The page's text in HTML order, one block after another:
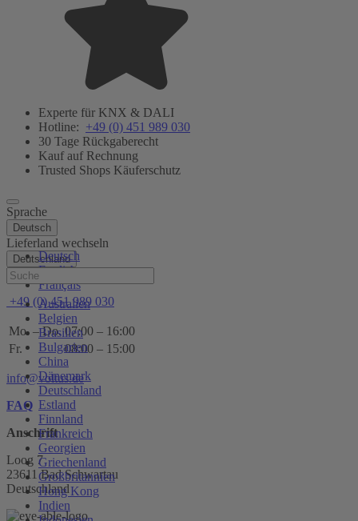
Experte für KNX & DALI
Hotline: +49 (0) 451 989 030
30 Tage Rückgaberecht
Kauf auf Rechnung
Trusted Shops Käuferschutz
Sprache
Deutsch
Deutsch
English
Français
Lieferland wechseln
Deutschland
Australien
Belgien
Brasilien
Bulgarien
China
Dänemark
Deutschland
Estland
Finnland
Frankreich
Georgien
Griechenland
Großbritannien
Hong Kong
Indien
Hilfe
+49 (0) 451 989 030
Mo. – Do. 07:00 – 16:00
Fr.
08:00 – 15:00
info@voltus.de
FAQ
Anschrift
Loog 7
23611 Bad Schwartau
Deutschland